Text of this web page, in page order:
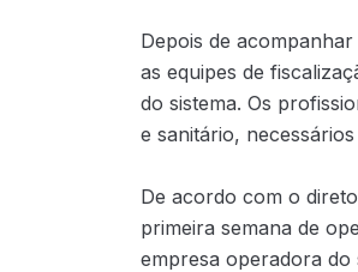
Depois de
as equipes de
do sistema. Os
e sanitário,
De acordo com o
primeira semana de
empresa operadora do